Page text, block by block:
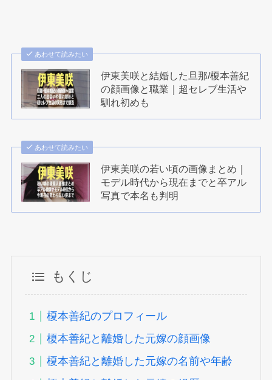
あわせて読みたい
伊東美咲と結婚した旦那/榎本善紀
の顔画像と職業｜超セレブ生活や
馴れ初めも
あわせて読みたい
伊東美咲の若い頃の画像まとめ｜
モデル時代から現在までと卒アル
写真で本名も判明
もくじ
榎本善紀のプロフィール
榎本善紀と離婚した元嫁の顔画像
榎本善紀と離婚した元嫁の名前や年齢